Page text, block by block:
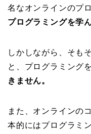
名なオンラインのプ
プログラミングを学
しかしながら、そも
と、プログラミング
きません。
また、オンラインの
本的にはプログラミ